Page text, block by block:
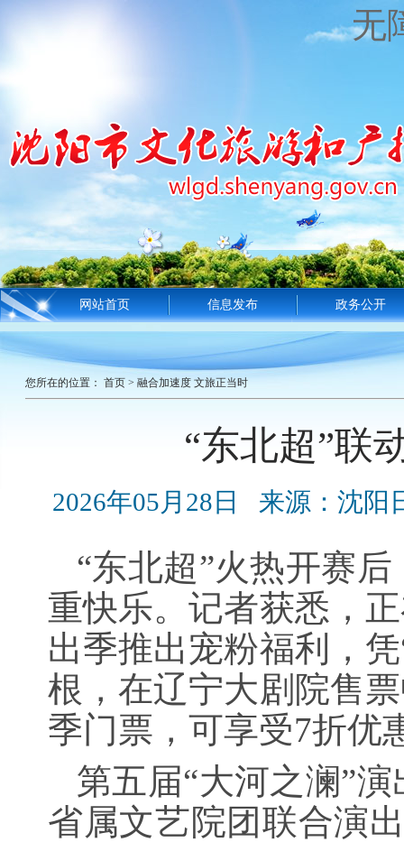
无
网站首页 信息发布 政务公开
您所在的位置： 首页 > 融合加速度 文旅正当时
“东北超”联
2026年05月28日 来源：沈阳
“东北超”火热开赛
重快乐。记者获悉，
出季推出宠粉福利，
根，在辽宁大剧院售
季门票，可享受7折优
第五届“大河之澜”
省属文艺院团联合演